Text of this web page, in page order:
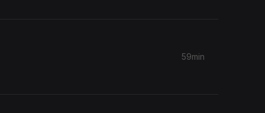
59min